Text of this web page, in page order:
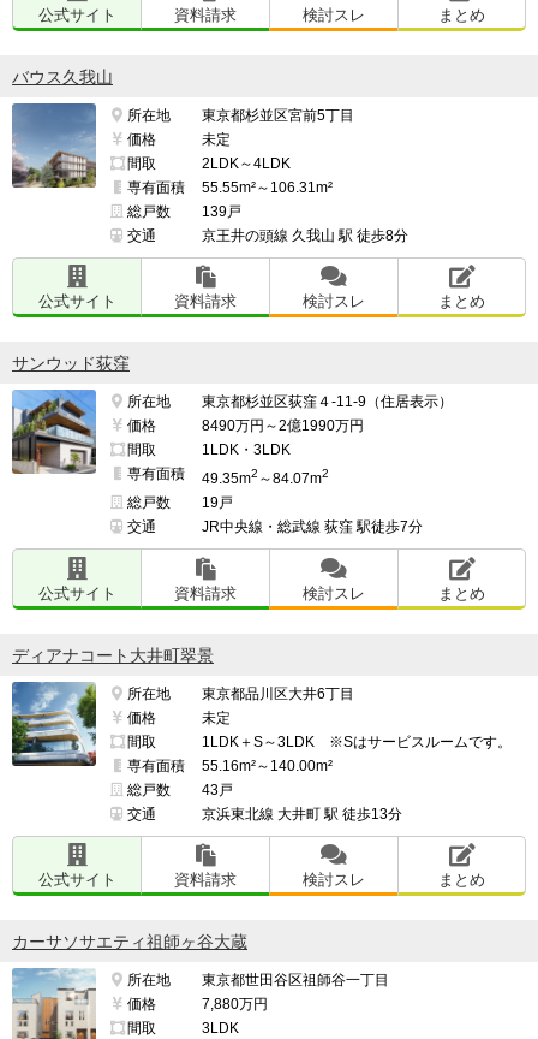
公式サイト 資料請求 検討スレ まとめ
バウス久我山
所在地
東京都杉並区宮前5丁目
価格
未定
間取
2LDK～4LDK
専有面積
55.55m²～106.31m²
総戸数
139戸
交通
京王井の頭線 久我山 駅 徒歩8分
公式サイト 資料請求 検討スレ まとめ
サンウッド荻窪
所在地
東京都杉並区荻窪４-11-9（住居表示）
価格
8490万円～2億1990万円
間取
1LDK・3LDK
専有面積
49.35m2 ～84.07m2
総戸数
19戸
交通
JR中央線・総武線 荻窪 駅徒歩7分
公式サイト 資料請求 検討スレ まとめ
ディアナコート大井町翠景
所在地
東京都品川区大井6丁目
価格
未定
間取
1LDK＋S～3LDK ※Sはサービスルームです。
専有面積
55.16m²～140.00m²
総戸数
43戸
交通
京浜東北線 大井町 駅 徒歩13分
公式サイト 資料請求 検討スレ まとめ
カーサソサエティ祖師ヶ谷大蔵
所在地
東京都世田谷区祖師谷一丁目
価格
7,880万円
間取
3LDK